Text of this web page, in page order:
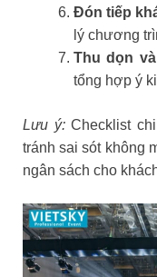
Đón tiếp
lý chương
Thu dọn
tổng hợp ý
Lưu ý:Checklist
tránh sai sót không
ngân sách cho